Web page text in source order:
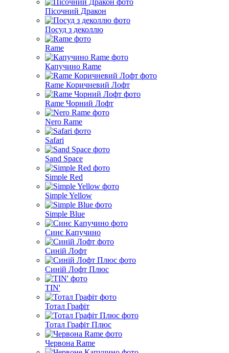
Пісочний Дракон
Посуд з деколлю
Rame
Капучино Rame
Rame Коричневий Лофт
Rame Чорний Лофт
Nero Rame
Safari
Sand Space
Simple Red
Simple Yellow
Simple Blue
Синє Капучино
Синій Лофт
Синій Лофт Плюс
TIN'
Тотал Графіт
Тотал Графіт Плюс
Червона Rame